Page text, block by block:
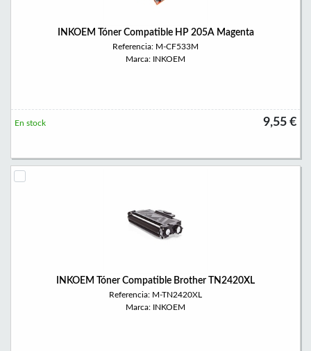
INKOEM Tóner Compatible HP 205A Magenta
Referencia: M-CF533M
Marca: INKOEM
9,55 €
En stock
INKOEM Tóner Compatible Brother TN2420XL
Referencia: M-TN2420XL
Marca: INKOEM